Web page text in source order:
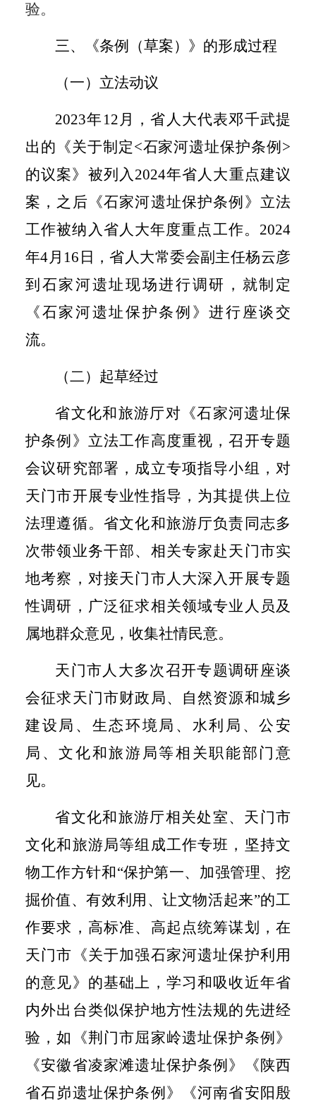
验。
三、《条例（草案）》的形成过程
（一）立法动议
2023年 12 月，省人大代表邓千武提
出的《关于制定<石家河遗址保护条例 >
的议案》被列入 2024年省人大重点建议
案，之后《石家河遗址保护条例》立法
工作被纳入省人大年度重点工作。 2024
年4月 16 日，省人大常委会副主任杨云彦
到石家河遗址现场进行调研，就制定
《石家河遗址保护条例》进行座谈交
流。
（二）起草经过
省文化和旅游厅对《石家河遗址保
护条例》立法工作高度重视，召开专题
会议研究部署，成立专项指导小组，对
天门市开展专业性指导，为其提供上位
法理遵循。省文化和旅游厅负责同志多
次带领业务干部、相关专家赴天门市实
地考察，对接天门市人大深入开展专题
性调研，广泛征求相关领域专业人员及
属地群众意见，收集社情民意。
天门市人大多次召开专题调研座谈
会征求天门市财政局、自然资源和城乡
建设局、生态环境局、水利局、公安
局、文化和旅游局等相关职能部门意
见。
省文化和旅游厅相关处室、天门市
文化和旅游局等组成工作专班，坚持文
物工作方针和“保护第一、加强管理、挖
掘价值、有效利用、让文物活起来”的工
作要求，高标准、高起点统筹谋划，在
天门市《关于加强石家河遗址保护利用
的意见》的基础上，学习和吸收近年省
内外出台类似保护地方性法规的先进经
验，如《荆门市屈家岭遗址保护条例》
《安徽省凌家滩遗址保护条例》《陕西
省石峁遗址保护条例》《河南省安阳殷